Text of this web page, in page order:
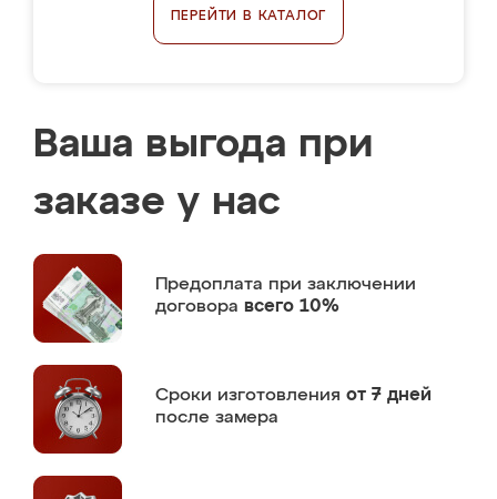
ПЕРЕЙТИ В КАТАЛОГ
Ваша выгода при
заказе у нас
Предоплата при заключении
договора всего 10%
Сроки изготовления от 7 дней
после замера